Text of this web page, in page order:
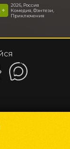
+
2026, Россия
Комедия, Фэнтези,
Приключения